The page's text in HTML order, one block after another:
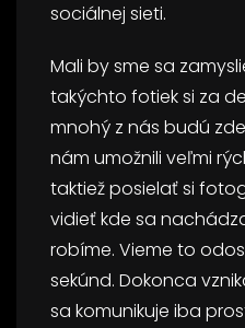
sociálnej sieti.
Mali by sme sa
takýchto fotiek si za
mnohý z nás budú
nám umožnili veľmi
taktiež posielať si
vidieť kde sa
robíme. Vieme to
sekúnd. Dokonca
sa komunikuje iba